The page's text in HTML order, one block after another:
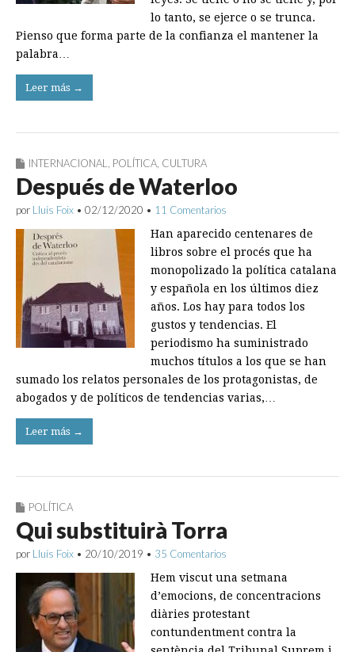
lo tanto, se ejerce o se trunca.
Pienso que forma parte de la confianza el mantener la
palabra…
Leer más →
INTERNACIONAL, POLÍTICA, CULTURA
Después de Waterloo
por Lluís Foix • 02/12/2020 • 11 Comentarios
Han aparecido centenares de
libros sobre el procés que ha
monopolizado la política catalana
y española en los úl­timos diez
años. Los hay ­para todos los
gustos y tendencias. El
periodismo ha suministrado
muchos títulos a los que se han
sumado los relatos personales de los protagonistas, de
abogados y de políticos de tendencias varias,…
Leer más →
POLÍTICA
Qui substituirà Torra
por Lluís Foix • 20/10/2019 • 35 Comentarios
Hem viscut una setmana
d’emocions, de concentracions
diàries protestant
contundentment contra la